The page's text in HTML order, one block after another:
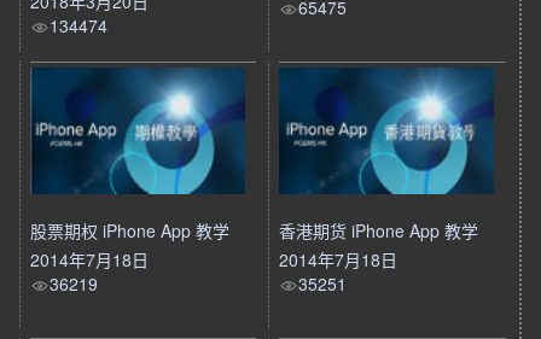
134474
65475
股票期权 iPhone App 教学
2014年7月18日
36219
香港期货 iPhone App 教学
2014年7月18日
35251